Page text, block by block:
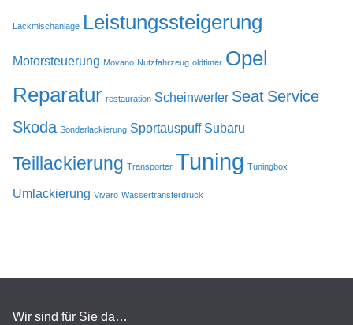
Lackmischanlage Leistungssteigerung
Motorsteuerung Movano Nutzfahrzeug oldtimer Opel
Reparatur restauration Scheinwerfer Seat Service
Skoda Sonderlackierung Sportauspuff Subaru
Teillackierung Transporter Tuning Tuningbox
Umlackierung Vivaro Wassertransferdruck
Wir sind für Sie da…